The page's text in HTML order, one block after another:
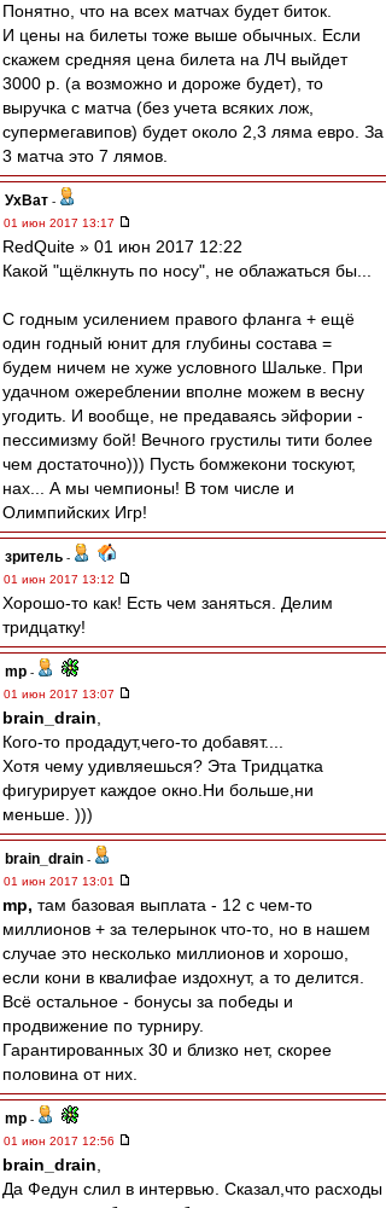
Понятно, что на всех матчах будет биток.
И цены на билеты тоже выше обычных. Если
скажем средняя цена билета на ЛЧ выйдет
3000 р. (а возможно и дороже будет), то
выручка с матча (без учета всяких лож,
супермегавипов) будет около 2,3 ляма евро. За
3 матча это 7 лямов.
УхВат -
01 июн 2017 13:17
RedQuite » 01 июн 2017 12:22
Какой "щёлкнуть по носу", не облажаться бы...
С годным усилением правого фланга + ещё
один годный юнит для глубины состава =
будем ничем не хуже условного Шальке. При
удачном ожереблении вполне можем в весну
угодить. И вообще, не предаваясь эйфории -
пессимизму бой! Вечного грустилы тити более
чем достаточно))) Пусть бомжекони тоскуют,
нах... А мы чемпионы! В том числе и
Олимпийских Игр!
зpитель -
01 июн 2017 13:12
Хорошо-то как! Есть чем заняться. Делим
тридцатку!
mp -
01 июн 2017 13:07
brain_drain
Кого-то продадут,чего-то добавят....
Хотя чему удивляешься? Эта Тридцатка
фигурирует каждое окно.Ни больше,ни
меньше. )))
brain_drain -
01 июн 2017 13:01
mp, там базовая выплата - 12 с чем-то
миллионов + за телерынок что-то, но в нашем
случае это несколько миллионов и хорошо,
если кони в квалифае издохнут, а то делится.
Всё остальное - бонусы за победы и
продвижение по турниру.
Гарантированных 30 и близко нет, скорее
половина от них.
mp -
01 июн 2017 12:56
brain_drain
Да Федун слил в интервью. Сказал,что расходы